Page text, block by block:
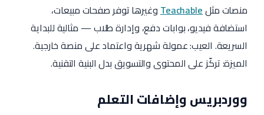
منصات مثلTeachableوغيرها توفر صفحات مبيعات،
استضافة فيديو، بوابات دفع، وإدارة طلاب — مثالية للبداية
السريعة. العيب: عمولة شهرية واعتماد على منصة خارجية.
الميزة: تركّز على المحتوى والتسويق بدل البنية التقنية.
ووردبريس وإضافات التعلم